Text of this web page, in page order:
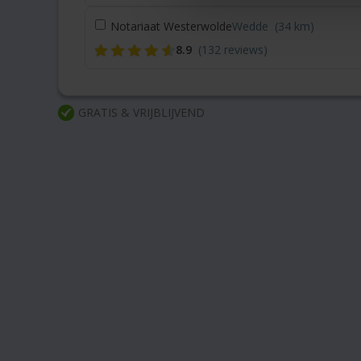
Notariaat WesterwoldeWedde (34 km)
8.9 (132 reviews)
GRATIS & VRIJBLIJVEND